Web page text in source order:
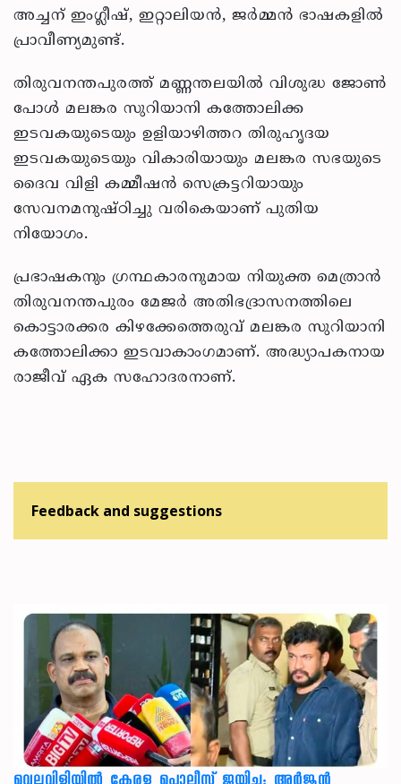
അച്ചന് ഇംഗ്ലീഷ്, ഇറ്റാലിയന്‍, ജര്‍മ്മന്‍ ഭാഷകളില്‍
പ്രാവീണ്യമുണ്ട്.
തിരുവനന്തപുരത്ത് മണ്ണന്തലയില്‍ വിശുദ്ധ ജോണ്‍
പോള്‍ മലങ്കര സുറിയാനി കത്തോലിക്ക
ഇടവകയുടെയും ഉളിയാഴിത്തറ തിരുഹൃദയ
ഇടവകയുടെയും വികാരിയായും മലങ്കര സഭയുടെ
ദൈവ വിളി കമ്മീഷന്‍ സെക്രട്ടറിയായും
സേവനമനുഷ്ഠിച്ചു വരികെയാണ് പുതിയ
നിയോഗം.
പ്രഭാഷകനും ഗ്രന്ഥകാരനുമായ നിയുക്ത മെത്രാന്‍
തിരുവനന്തപുരം മേജര്‍ അതിഭദ്രാസനത്തിലെ
കൊട്ടാരക്കര കിഴക്കേത്തെരുവ് മലങ്കര സുറിയാനി
കത്തോലിക്കാ ഇടവാകാംഗമാണ്. അദ്ധ്യാപകനായ
രാജീവ് ഏക സഹോദരനാണ്.
Feedback and suggestions